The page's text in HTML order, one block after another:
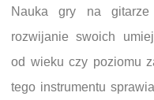
Nauka gry na
rozwijanie swoich
od wieku czy poziomu
tego instrumentu